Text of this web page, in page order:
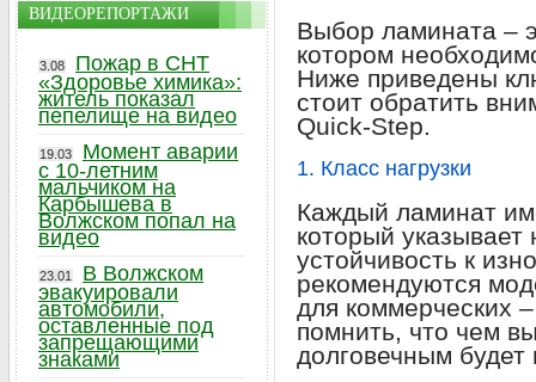
Выбор ламината –
котором
Ниже приведены
стоит обратить
Quick-Step.
1. Класс нагрузки
Каждый ламинат
который указывает
устойчивость к
рекомендуются
для коммерческих
помнить, что чем
долговечным будет
ВИДЕОРЕПОРТАЖИ
3.08
Пожар в СНТ
«Здоровье химика»:
житель показал
пепелище на видео
19.03
Момент аварии
с 10-летним
мальчиком на
Карбышева в
Волжском попал на
видео
23.01
В Волжском
эвакуировали
автомобили,
оставленные под
запрещающими
знаками